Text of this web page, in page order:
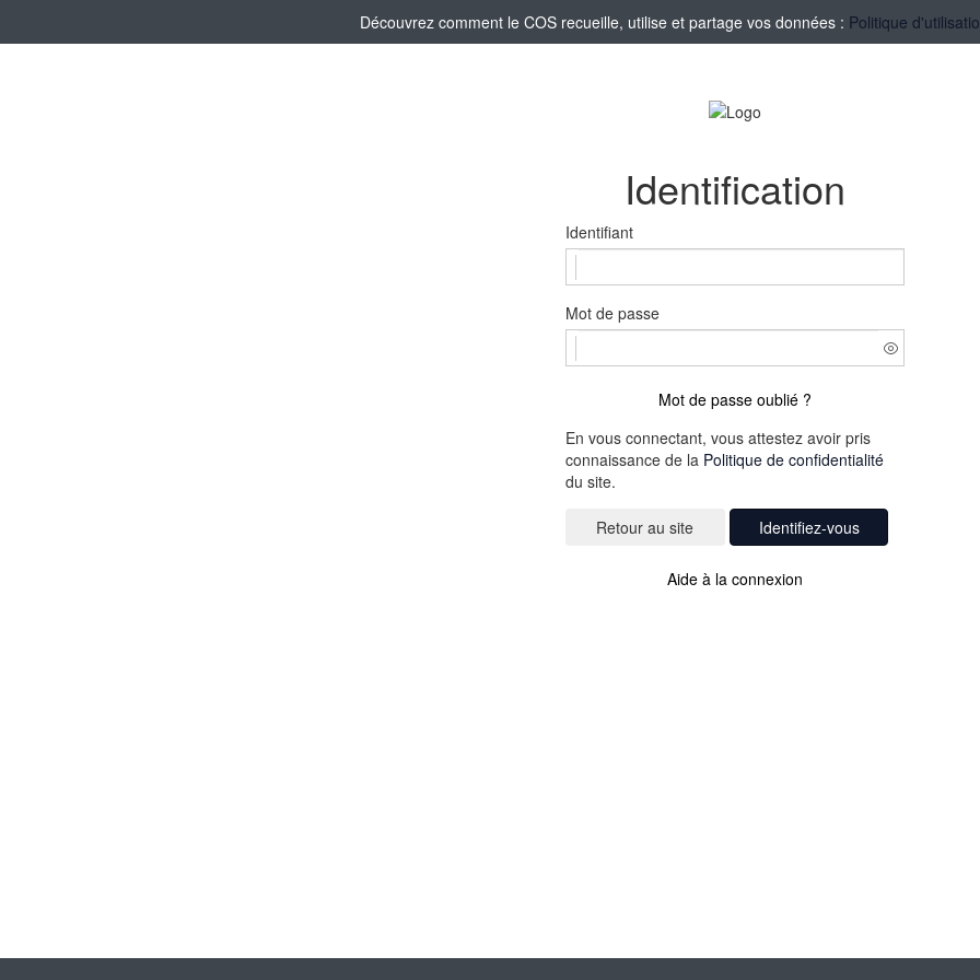
Découvrez comment le COS recueille, utilise et partage vos données : Politique
Identification
Identifiant
Mot de passe
Mot de passe oublié ?
En vous connectant, vous attestez avoir pris
connaissance de la Politique de confidentialité
du site.
Identifiez-vous
Aide à la connexion